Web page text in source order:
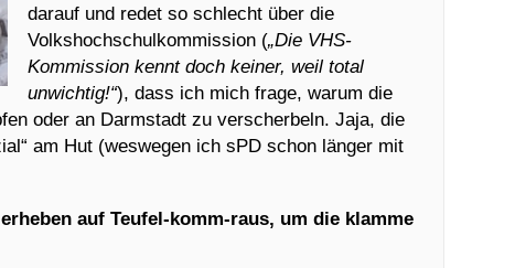
darauf und redet so schlecht über die
Volkshochschulkommission („Die VHS-
Kommission kennt doch keiner, weil total
unwichtig!“), dass ich mich frage, warum die
oder an Darmstadt zu verscherbeln. Jaja, die
am Hut (weswegen ich sPD schon länger mit
auf Teufel-komm-raus, um die klamme